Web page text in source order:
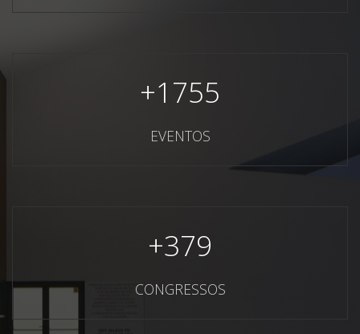
+1755
EVENTOS
+379
CONGRESSOS